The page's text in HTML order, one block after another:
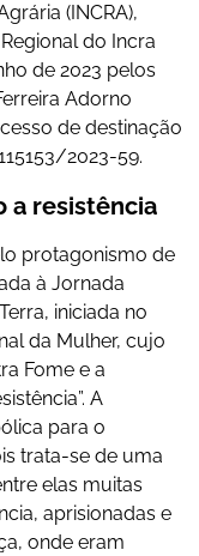
(INCRA),
do Incra
de 2023 pelos
Adorno
de destinação
2023-59.
a resistência
protagonismo de
à Jornada
iniciada no
da Mulher, cujo
Fome e a
A
para o
trata-se de uma
elas muitas
aprisionadas e
onde eram